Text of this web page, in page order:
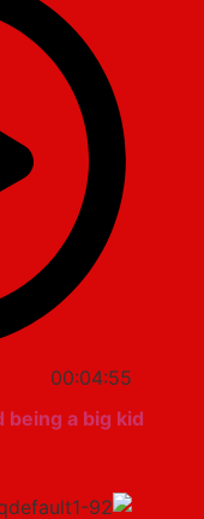
00:04:55
being a big kid